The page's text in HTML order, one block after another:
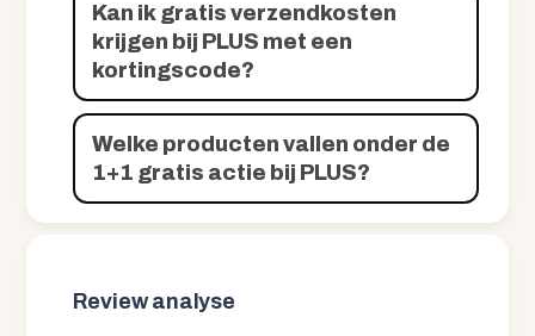
Kan ik gratis verzendkosten
krijgen bij PLUS met een
kortingscode?
Welke producten vallen onder de
1+1 gratis actie bij PLUS?
Review analyse